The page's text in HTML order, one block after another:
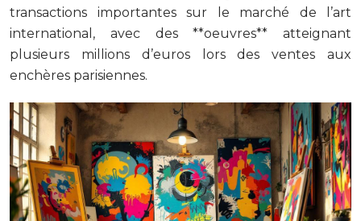
transactions importantes sur le marché de l’art
international, avec des **oeuvres** atteignant
plusieurs millions d’euros lors des ventes aux
enchères parisiennes.